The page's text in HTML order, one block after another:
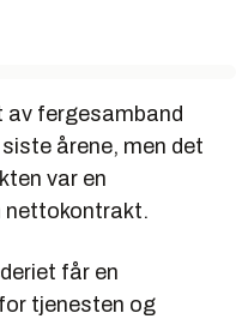
av fergesamband
årene, men det
var en
nettokontrakt.
får en
tjenesten og